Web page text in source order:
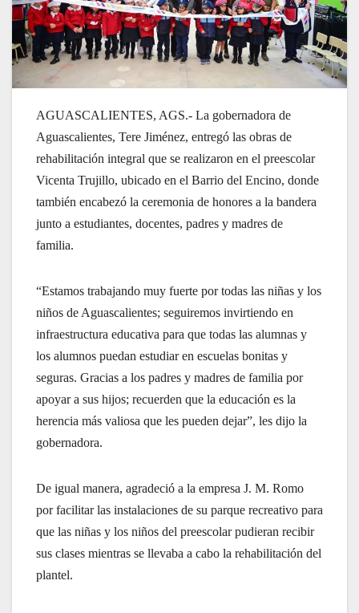
AGUASCALIENTES, AGS.- La gobernadora de
Aguascalientes, Tere Jiménez, entregó las obras de
rehabilitación integral que se realizaron en el preescolar
Vicenta Trujillo, ubicado en el Barrio del Encino, donde
también encabezó la ceremonia de honores a la bandera
junto a estudiantes, docentes, padres y madres de
familia.
“Estamos trabajando muy fuerte por todas las niñas y los
niños de Aguascalientes; seguiremos invirtiendo en
infraestructura educativa para que todas las alumnas y
los alumnos puedan estudiar en escuelas bonitas y
seguras. Gracias a los padres y madres de familia por
apoyar a sus hijos; recuerden que la educación es la
herencia más valiosa que les pueden dejar”, les dijo la
gobernadora.
De igual manera, agradeció a la empresa J. M. Romo
por facilitar las instalaciones de su parque recreativo para
que las niñas y los niños del preescolar pudieran recibir
sus clases mientras se llevaba a cabo la rehabilitación del
plantel.